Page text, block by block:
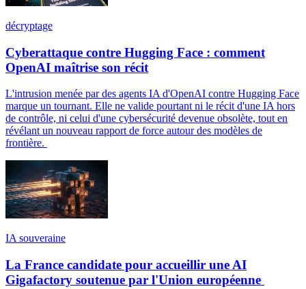
décryptage
Cyberattaque contre Hugging Face : comment
OpenAI maîtrise son récit
L'intrusion menée par des agents IA d'OpenAI contre Hugging Face
marque un tournant. Elle ne valide pourtant ni le récit d'une IA hors
de contrôle, ni celui d'une cybersécurité devenue obsolète, tout en
révélant un nouveau rapport de force autour des modèles de
frontière.
IA souveraine
La France candidate pour accueillir une AI
Gigafactory soutenue par l'Union européenne